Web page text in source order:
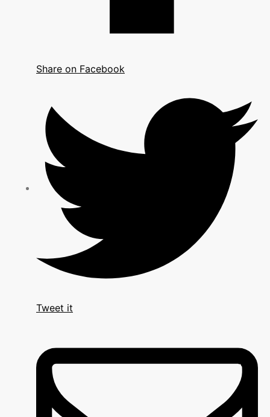
Share on Facebook
Tweet it